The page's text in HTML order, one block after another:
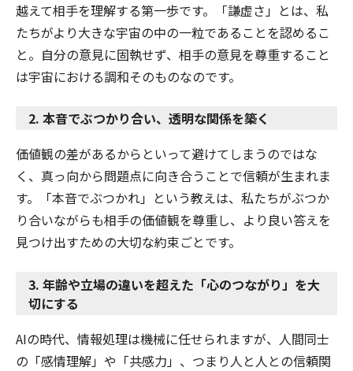
越えて相手を理解する第一歩です。「謙虚さ」とは、私
たちがより大きな宇宙の中の一粒であることを認めるこ
と。自分の意見に固執せず、相手の意見を尊重すること
は宇宙における調和そのものなのです。
2. 本音でぶつかり合い、透明な関係を築く
価値観の差があるからといって避けてしまうのではな
く、真っ向から問題点に向き合うことで信頼が生まれま
す。「本音でぶつかれ」という教えは、私たちがぶつか
り合いながらも相手の価値観を尊重し、より良い答えを
見つけ出すための大切な約束ごとです。
3. 年齢や立場の違いを超えた「心のつながり」を大
切にする
AIの時代、情報処理は機械に任せられますが、人間同士
の「感情理解」や「共感力」、つまり人と人との信頼関